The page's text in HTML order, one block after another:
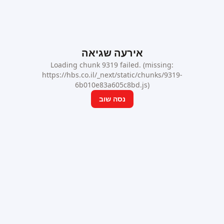
אירעה שגיאה
Loading chunk 9319 failed. (missing:
https://hbs.co.il/_next/static/chunks/9319-
6b010e83a605c8bd.js)